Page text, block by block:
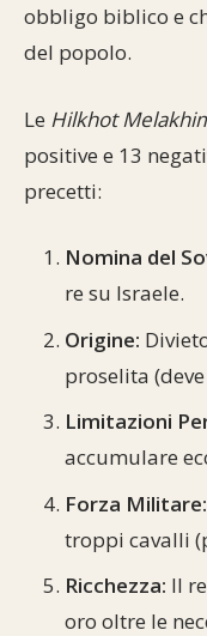
Tanach
La Legge Orale
Il Talmud in italiano
obbligo biblico e
del popolo.
Le Hilkhot
positive e 13
precetti:
Nomina del
re su Israele.
Origine:
proselita
Limitazioni
accumulare
Forza Militare:
troppi cavalli
Ricchezza: Il
oro oltre le